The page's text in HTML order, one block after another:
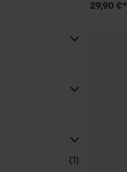
(1)
29,90 €*